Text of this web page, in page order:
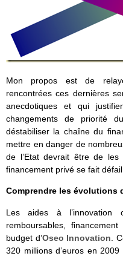
Mon propos est de
rencontrées ces dernières
anecdotiques et qui
changements de priorité
déstabiliser la chaîne du
mettre en danger de
de l’Etat devrait être de
financement privé se fait
Comprendre les évolutions
Les aides à l’innovation
remboursables,
budget d’Oseo Innovation .
320 millions d’euros en